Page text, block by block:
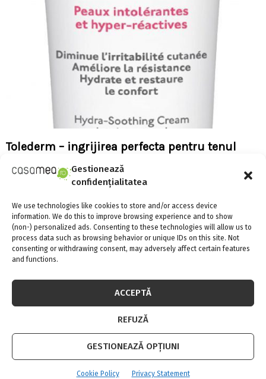
Gestionează
confidențialitatea
We use technologies like cookies to store and/or access device
information. We do this to improve browsing experience and to show
(non-) personalized ads. Consenting to these technologies will allow us to
process data such as browsing behavior or unique IDs on this site. Not
consenting or withdrawing consent, may adversely affect certain features
and functions.
ACCEPTĂ
REFUZĂ
GESTIONEAZĂ OPȚIUNI
Cookie Policy Privacy Statement
Tolederm – ingrijirea perfecta pentru tenul
foarte sensibil, hiper-reactiv, intolerant!
Celebra casa de licitaţii Sotheby’s intră în